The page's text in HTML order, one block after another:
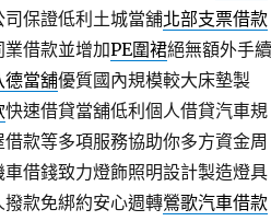
保證低利土城當舖北部支票借款
借款並增加PE圍裙絕無額外手續
德當舖優質國內規模較大床墊製
快速借貸當舖低利個人借貸汽車規
款等多項服務協助你多方資金周
借錢致力燈飾照明設計製造燈具
款免綁約安心週轉鶯歌汽車借款